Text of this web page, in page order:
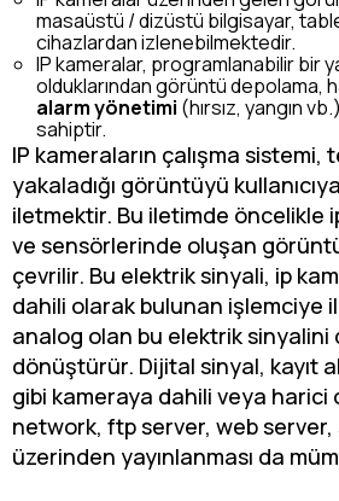
masaüstü / dizüstü bilgisayar,
cihazlardan izlenebilmektedir.
IP kameralar, programlanabilir bir
olduklarından görüntü depolama,
alarm yönetimi (hırsız, yangın
sahiptir.
IP kameraların çalışma sistemi,
yakaladığı görüntüyü kullanıcıya
iletmektir. Bu iletimde öncelikle
ve sensörlerinde oluşan
çevrilir. Bu elektrik sinyali, ip
dahili olarak bulunan işlemciye
analog olan bu elektrik sinyalini
dönüştürür. Dijital sinyal, kayıt
gibi kameraya dahili veya harici
network, ftp server, web
üzerinden yayınlanması da